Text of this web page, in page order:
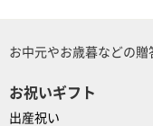
お中元やお歳暮などの
お祝いギフト
出産祝い